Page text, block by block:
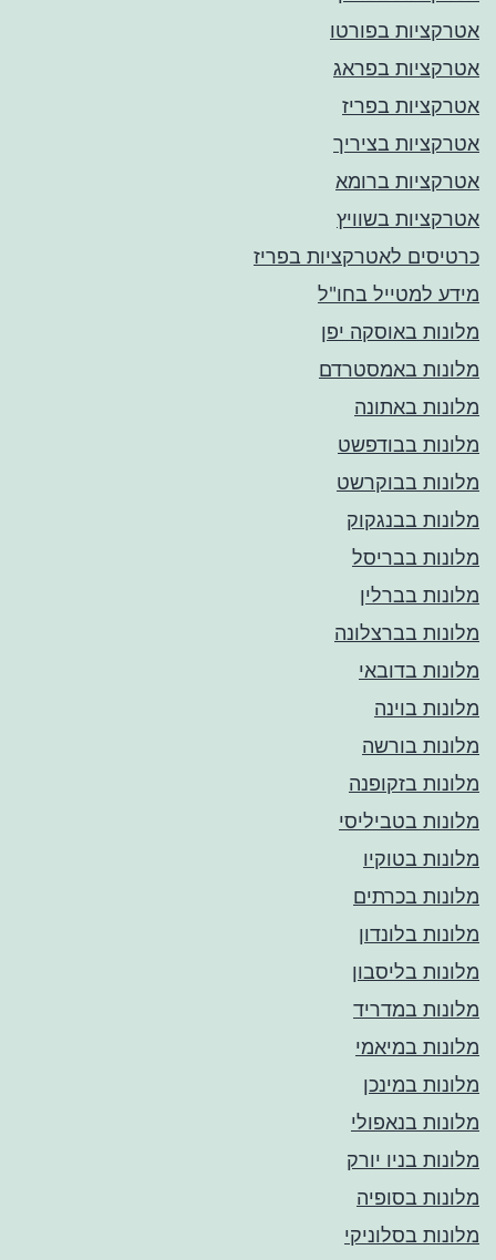
אטרקציות בפורטו
אטרקציות בפראג
אטרקציות בפריז
אטרקציות בציריך
אטרקציות ברומא
אטרקציות בשוויץ
כרטיסים לאטרקציות בפריז
מידע למטייל בחו"ל
מלונות באוסקה יפן
מלונות באמסטרדם
מלונות באתונה
מלונות בבודפשט
מלונות בבוקרשט
מלונות בבנגקוק
מלונות בבריסל
מלונות בברלין
מלונות בברצלונה
מלונות בדובאי
מלונות בוינה
מלונות בורשה
מלונות בזקופנה
מלונות בטביליסי
מלונות בטוקיו
מלונות בכרתים
מלונות בלונדון
מלונות בליסבון
מלונות במדריד
מלונות במיאמי
מלונות במינכן
מלונות בנאפולי
מלונות בניו יורק
מלונות בסופיה
מלונות בסלוניקי